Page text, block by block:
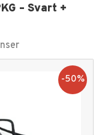
– Svart +
50%